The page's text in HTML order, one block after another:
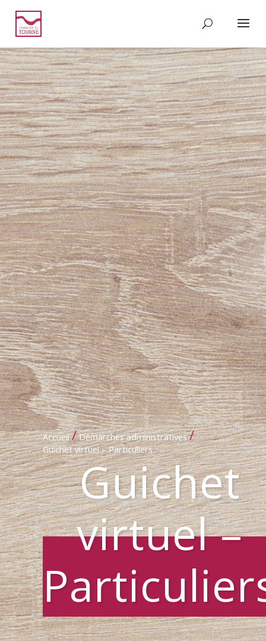
Accueil / Démarches administratives /
Guichet virtuel – Particuliers
Guichet
virtuel –